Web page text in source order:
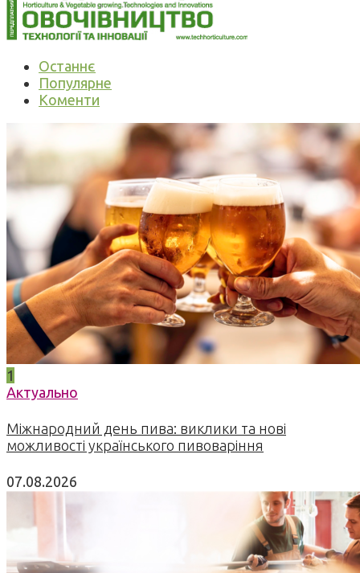
Останнє
Популярне
Коменти
1
Актуально
Міжнародний день пива: виклики та нові
можливості українського пивоваріння
07.08.2026